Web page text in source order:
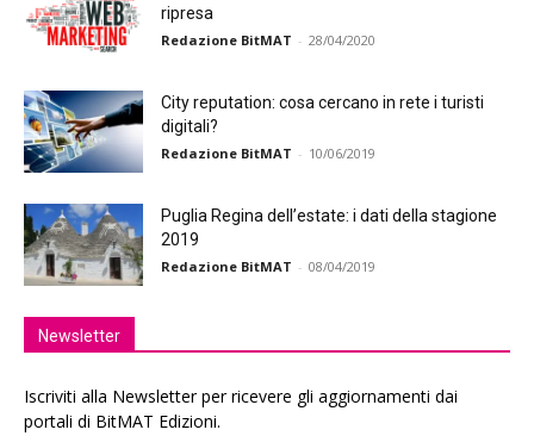
ripresa
Redazione BitMAT - 28/04/2020
City reputation: cosa cercano in rete i turisti
digitali?
Redazione BitMAT - 10/06/2019
Puglia Regina dell’estate: i dati della stagione
2019
Redazione BitMAT - 08/04/2019
Newsletter
Iscriviti alla Newsletter per ricevere gli aggiornamenti dai
portali di BitMAT Edizioni.